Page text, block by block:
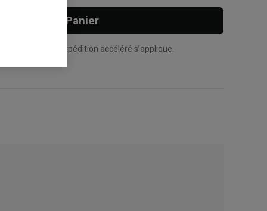
Ajouter Au Panier
supplément d’expédition accéléré s’applique.